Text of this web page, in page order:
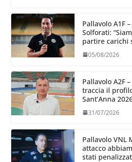
Pallavolo A1F
Solforati:
partire carichi
05/08/2026
Pallavolo A2F
traccia il
Sant’Anna
31/07/2026
Pallavolo VNL
attacco
stati